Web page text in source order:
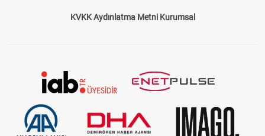
KVKK Aydınlatma Metni Kurumsal